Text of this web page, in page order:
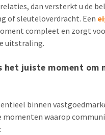
dan versterkt u de
of sleuteloverdracht. Een
compleet en zorgt
uitstraling.
het juiste moment om
binnen
momenten waarop